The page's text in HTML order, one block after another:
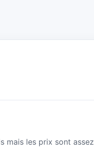
mais les prix sont assez